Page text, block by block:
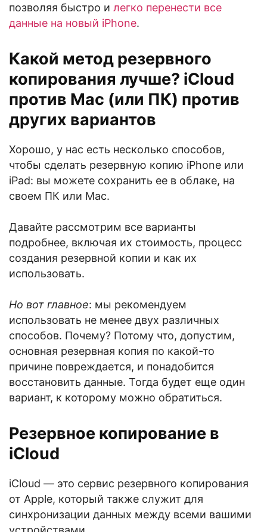
позволяя быстро и легко перенести все
данные на новый iPhone.
Какой метод резервного
копирования лучше? iCloud
против Mac (или ПК) против
других вариантов
Хорошо, у нас есть несколько способов,
чтобы сделать резервную копию iPhone или
iPad: вы можете сохранить ее в облаке, на
своем ПК или Mac.
Давайте рассмотрим все варианты
подробнее, включая их стоимость, процесс
создания резервной копии и как их
использовать.
Но вот главное: мы рекомендуем
использовать не менее двух различных
способов. Почему? Потому что, допустим,
основная резервная копия по какой-то
причине повреждается, и понадобится
восстановить данные. Тогда будет еще один
вариант, к которому можно обратиться.
Резервное копирование в
iCloud
iCloud — это сервис резервного копирования
от Apple, который также служит для
синхронизации данных между всеми вашими